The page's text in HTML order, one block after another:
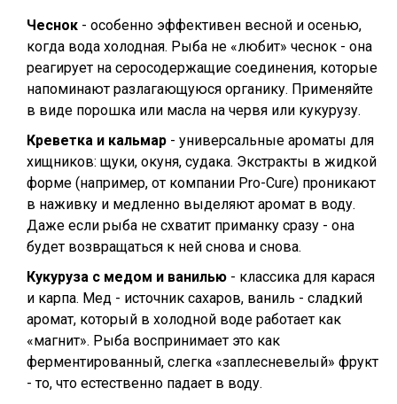
Чеснок - особенно эффективен весной и осенью,
когда вода холодная. Рыба не «любит» чеснок - она
реагирует на серосодержащие соединения, которые
напоминают разлагающуюся органику. Применяйте
в виде порошка или масла на червя или кукурузу.
Креветка и кальмар - универсальные ароматы для
хищников: щуки, окуня, судака. Экстракты в жидкой
форме (например, от компании Pro-Cure) проникают
в наживку и медленно выделяют аромат в воду.
Даже если рыба не схватит приманку сразу - она
будет возвращаться к ней снова и снова.
Кукуруза с медом и ванилью - классика для карася
и карпа. Мед - источник сахаров, ваниль - сладкий
аромат, который в холодной воде работает как
«магнит». Рыба воспринимает это как
ферментированный, слегка «заплесневелый» фрукт
- то, что естественно падает в воду.